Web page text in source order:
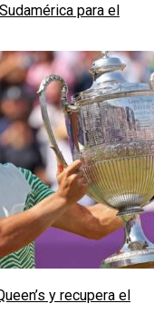
para el
y recupera el